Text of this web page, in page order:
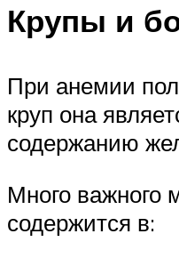
Крупы и
При анемии
круп она
содержанию
Много важного
содержится в: